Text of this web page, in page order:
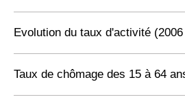
Evolution du taux d'activité
Taux de chômage des 15 à 64